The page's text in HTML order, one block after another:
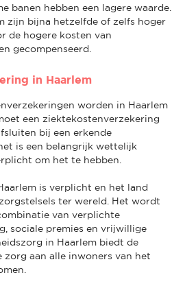
banen hebben een lagere waarde.
zijn bijna hetzelfde of zelfs hoger
de hogere kosten van
gecompenseerd.
in Haarlem
worden in Haarlem
een ziektekostenverzekering
bij een erkende
is een belangrijk wettelijk
om het te hebben.
is verplicht en het land
ter wereld. Het wordt
van verplichte
sociale premies en vrijwillige
in Haarlem biedt de
zorg aan alle inwoners van het